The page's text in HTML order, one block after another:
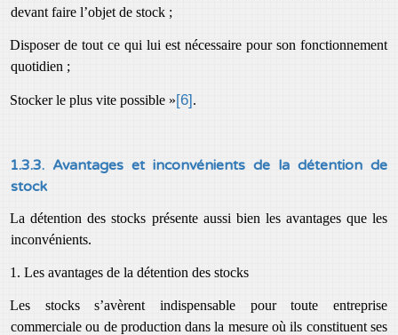
devant faire l’objet de stock ;
Disposer de tout ce qui lui est nécessaire pour son fonctionnement
quotidien ;
Stocker le plus vite possible »[6].
1.3.3. Avantages et inconvénients de la détention de
stock
La détention des stocks présente aussi bien les avantages que les
inconvénients.
1. Les avantages de la détention des stocks
Les stocks s’avèrent indispensable pour toute entreprise
commerciale ou de production dans la mesure où ils constituent ses